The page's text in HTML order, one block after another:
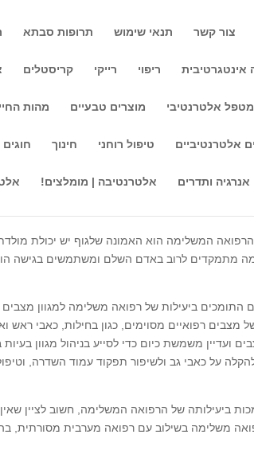
צור קשר תנאי שימוש תרופות סבתא
אינטגרטיבית ריפוי רייקי קריסטלים
מטפל אלטרנטיבי מוצרים טבעיים מהות
אלטרנטיביים טיפול רוחני חינוך חוגים
אנרגיה ותדרים אלטרנטיבה | מומלצים!
למגוון של פרקטיקות וטיפולים רפואיים
המשלימה הוא האמונה שלגוף יש יכולת
מתמקדים לרוב באדם השלם ומשתמשים בגישה
התומכים ביעילות של רפואה משלימה למגוון מצבים
מצבים רפואיים מסוימים, כגון בחילות, כאבי
ועדיין משמשת כיום כדי לסייע בניהול מגוון בעיות
להקלה על כאבי גב ולשיפור תפקוד עמוד השדרה,
ביעילותה של הרפואה המשלימה, חשוב לציין
משלימה בשילוב עם רפואה מערבית מסורתית,